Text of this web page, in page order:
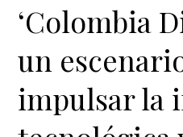
‘Colombia
un
impulsar la